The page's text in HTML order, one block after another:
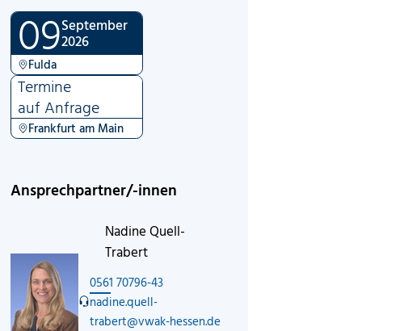
09September
2026
Fulda
Termine
auf Anfrage
Frankfurt am Main
Ansprechpartner/-innen
Nadine Quell-
Trabert
0561 70796-43
nadine.quell-
trabert@vwak-hessen.de